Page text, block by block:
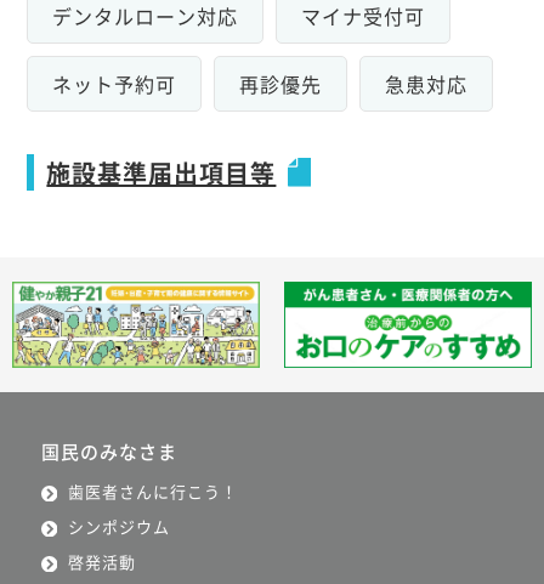
デンタルローン対応 マイナ受付可
ネット予約可 再診優先 急患対応
施設基準届出項目等
国民のみなさま
歯医者さんに行こう！
シンポジウム
啓発活動